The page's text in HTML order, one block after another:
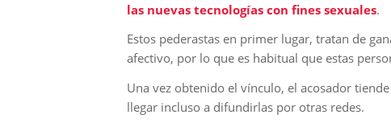
las nuevas tecnologías con fines sexuales.
Estos pederastas en primer lugar, tratan de
afectivo, por lo que es habitual que estas
Una vez obtenido el vínculo, el acosador
llegar incluso a difundirlas por otras redes.